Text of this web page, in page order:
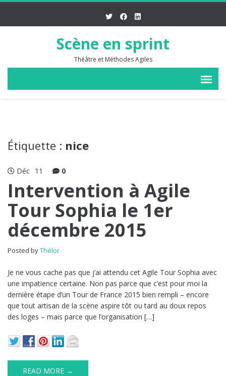
Scène en sprint
Théâtre et Méthodes Agiles
Étiquette : nice
Déc 11 0
Intervention à Agile
Tour Sophia le 1er
décembre 2015
Posted byThélor
Je ne vous cache pas que j’ai attendu cet Agile Tour Sophia avec
une impatience certaine. Non pas parce que c’est pour moi la
dernière étape d’un Tour de France 2015 bien rempli – encore
que tout artisan de la scène aspire tôt ou tard au doux repos
des loges – mais parce que l’organisation […]
READ MORE →